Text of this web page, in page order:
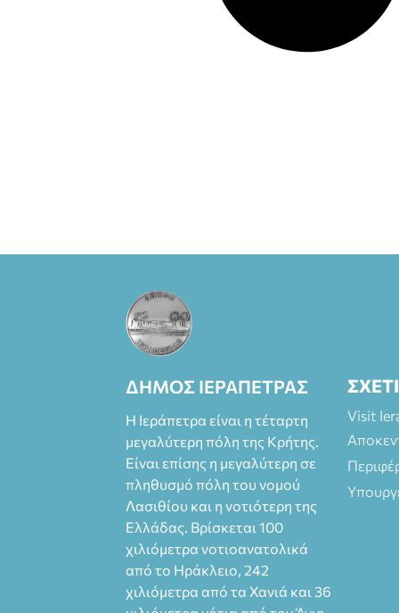
ΔΗΜΟΣ ΙΕΡΑΠΕΤΡΑΣ
Η Ιεράπετρα είναι η τέταρτη
μεγαλύτερη πόλη της Κρήτης.
Είναι επίσης η μεγαλύτερη σε
πληθυσμό πόλη του νομού
Λασιθίου και η νοτιότερη της
Ελλάδας. Βρίσκεται 100
χιλιόμετρα νοτιοανατολικά
από το Ηράκλειο, 242
χιλιόμετρα από τα Χανιά και 36
Visit